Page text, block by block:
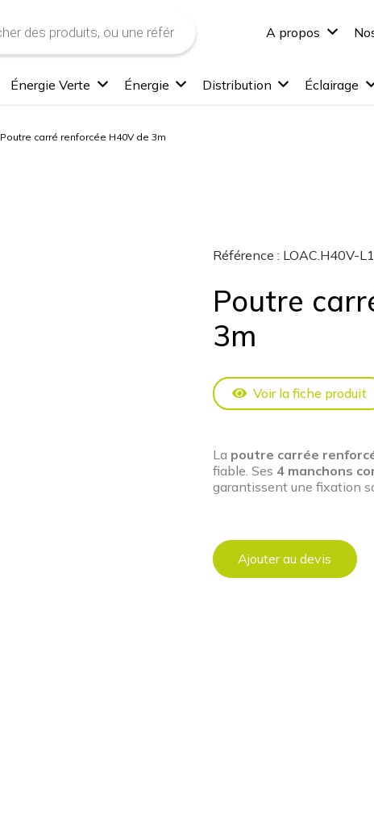
A propos
Énergie Verte Énergie Distribution Éclairage
Poutre carré renforcée H40V de 3m
Référence : LOAC.H40V-
Poutre
3m
Voir la fiche produit
La poutre carrée
fiable. Ses 4 manchons
garantissent une fixation
Ajouter au devis